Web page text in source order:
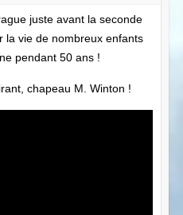
juste avant la seconde
la vie de nombreux enfants
pendant 50 ans !
chapeau M. Winton !